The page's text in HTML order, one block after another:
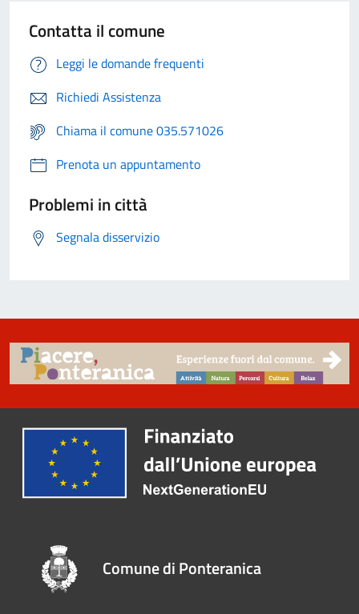
Contatta il comune
Leggi le domande frequenti
Richiedi Assistenza
Chiama il comune 035.571026
Prenota un appuntamento
Problemi in città
Segnala disservizio
Comune di Ponteranica